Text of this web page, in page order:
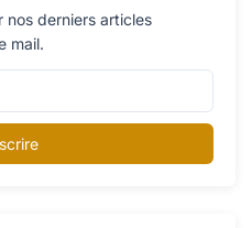
nos derniers articles
mail.